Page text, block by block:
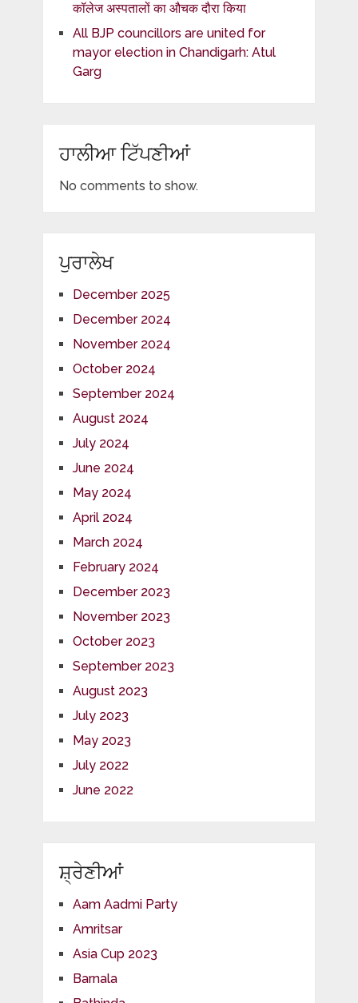
कॉलेज अस्पतालों का औचक दौरा किया
All BJP councillors are united for
mayor election in Chandigarh: Atul
Garg
ਹਾਲੀਆ ਟਿੱਪਣੀਆਂ
No comments to show.
ਪੁਰਾਲੇਖ
December 2025
December 2024
November 2024
October 2024
September 2024
August 2024
July 2024
June 2024
May 2024
April 2024
March 2024
February 2024
December 2023
November 2023
October 2023
September 2023
August 2023
July 2023
May 2023
July 2022
June 2022
ਸ਼੍ਰੇਣੀਆਂ
Aam Aadmi Party
Amritsar
Asia Cup 2023
Barnala